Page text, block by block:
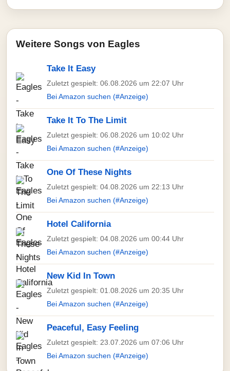
Weitere Songs von Eagles
Take It Easy
Zuletzt gespielt: 06.08.2026 um 22:07 Uhr
Bei Amazon suchen (#Anzeige)
Take It To The Limit
Zuletzt gespielt: 06.08.2026 um 10:02 Uhr
Bei Amazon suchen (#Anzeige)
One Of These Nights
Zuletzt gespielt: 04.08.2026 um 22:13 Uhr
Bei Amazon suchen (#Anzeige)
Hotel California
Zuletzt gespielt: 04.08.2026 um 00:44 Uhr
Bei Amazon suchen (#Anzeige)
New Kid In Town
Zuletzt gespielt: 01.08.2026 um 20:35 Uhr
Bei Amazon suchen (#Anzeige)
Peaceful, Easy Feeling
Zuletzt gespielt: 23.07.2026 um 07:06 Uhr
Bei Amazon suchen (#Anzeige)